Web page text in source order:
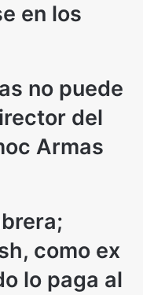
en los
no puede
del
Armas
como ex
lo paga al